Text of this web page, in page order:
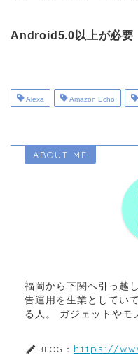
Android5.0以上が必要
Alexa Amazon Echo
ABOUT ME
福岡から下関へ引っ越
告運用を生業としてい
る人。 ガジェットやモ
BLOG： https://